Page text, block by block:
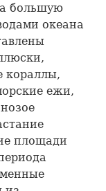
большую
океана
кораллы,
ежи,
площади